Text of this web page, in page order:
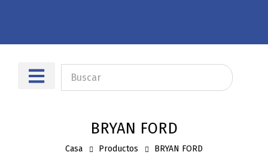
BRYAN FORD
Casa Productos BRYAN FORD